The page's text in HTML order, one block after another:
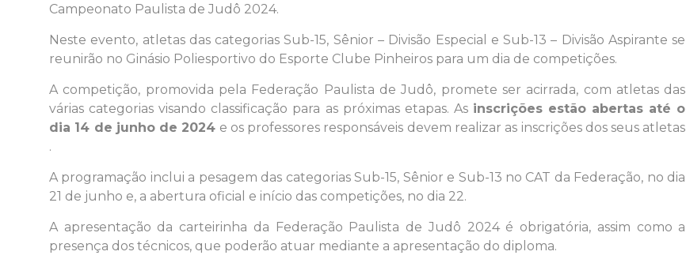
Campeonato Paulista de Judô 2024.
Neste evento, atletas das categorias Sub-15, Sênior – Divisão Especial e Sub-13 – Divisão Aspirante se
reunirão no Ginásio Poliesportivo do Esporte Clube Pinheiros para um dia de competições.
A competição, promovida pela Federação Paulista de Judô, promete ser acirrada, com atletas das
várias categorias visando classificação para as próximas etapas. As inscrições estão abertas até o
dia 14 de junho de 2024 e os professores responsáveis devem realizar as inscrições dos seus atletas
.
A programação inclui a pesagem das categorias Sub-15, Sênior e Sub-13 no CAT da Federação, no dia
21 de junho e, a abertura oficial e início das competições, no dia 22.
A apresentação da carteirinha da Federação Paulista de Judô 2024 é obrigatória, assim como a
presença dos técnicos, que poderão atuar mediante a apresentação do diploma.